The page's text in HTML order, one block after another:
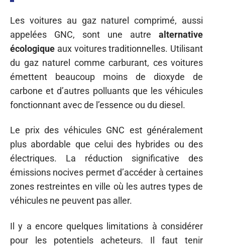
Les voitures au gaz naturel comprimé, aussi
appelées GNC, sont une autre alternative
écologique aux voitures traditionnelles. Utilisant
du gaz naturel comme carburant, ces voitures
émettent beaucoup moins de dioxyde de
carbone et d’autres polluants que les véhicules
fonctionnant avec de l’essence ou du diesel.
Le prix des véhicules GNC est généralement
plus abordable que celui des hybrides ou des
électriques. La réduction significative des
émissions nocives permet d’accéder à certaines
zones restreintes en ville où les autres types de
véhicules ne peuvent pas aller.
Il y a encore quelques limitations à considérer
pour les potentiels acheteurs. Il faut tenir